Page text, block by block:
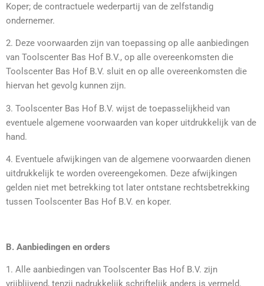
Koper; de contractuele wederpartij van de zelfstandig
ondernemer.
2. Deze voorwaarden zijn van toepassing op alle aanbiedingen
van Toolscenter Bas Hof B.V., op alle overeenkomsten die
Toolscenter Bas Hof B.V. sluit en op alle overeenkomsten die
hiervan het gevolg kunnen zijn.
3. Toolscenter Bas Hof B.V. wijst de toepasselijkheid van
eventuele algemene voorwaarden van koper uitdrukkelijk van de
hand.
4. Eventuele afwijkingen van de algemene voorwaarden dienen
uitdrukkelijk te worden overeengekomen. Deze afwijkingen
gelden niet met betrekking tot later ontstane rechtsbetrekking
tussen Toolscenter Bas Hof B.V. en koper.
B. Aanbiedingen en orders
1. Alle aanbiedingen van Toolscenter Bas Hof B.V. zijn
vrijblijvend, tenzij nadrukkelijk schriftelijk anders is vermeld.